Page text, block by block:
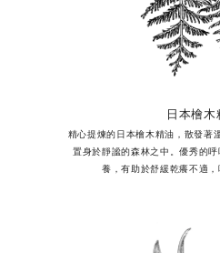
日本檜木
精心提煉的日本檜木精油，散發著
置身於靜謐的森林之中。優秀的
養，有助於舒緩乾癢不適，